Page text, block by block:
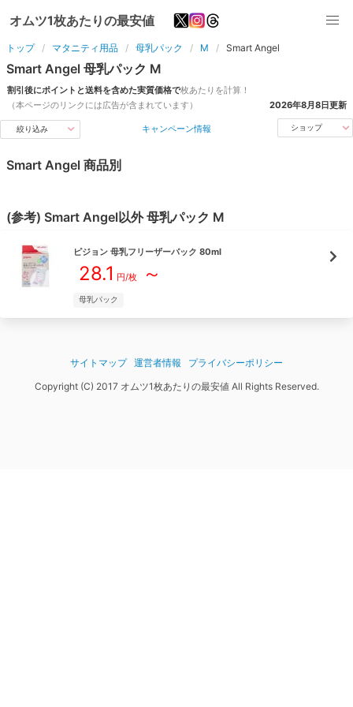
オムツ1枚あたりの最安値
トップ マタニティ用品 母乳パック M Smart Angel
Smart Angel 母乳パック M
割引後にポイントと送料を含めた実質価格で枚あたりを計算！
（本ページのリンクには広告が含まれています）
2026年8月8日更新
絞り込み キャンペーン情報 ショップ
Smart Angel 商品別
(参考) Smart Angel以外母乳パック M
ピジョン 母乳フリーザーパック 80ml
28.1 円/枚～
母乳パック
サイトマップ 運営者情報
プライバシーポリシー
Copyright (C) 2017 オムツ1枚あたりの最安値 All Rights Reserved.